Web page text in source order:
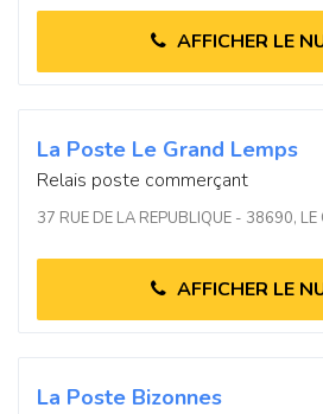
AFFICHER LE
La Poste Le Grand Lemps
Relais poste commerçant
37 RUE DE LA REPUBLIQUE - 38690, LE
AFFICHER LE
La Poste Bizonnes